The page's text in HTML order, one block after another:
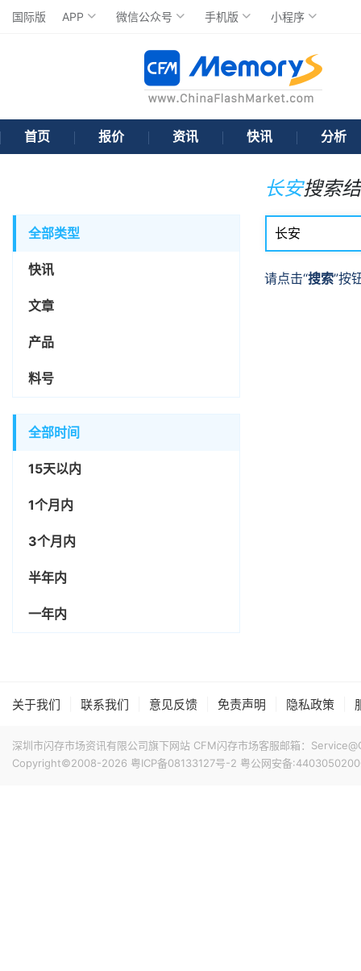
国际版 APP 微信公众号 手机版 小程序
首页 报价 资讯 快讯 分析
全部类型
快讯
文章
产品
料号
全部时间
15天以内
1个月内
3个月内
半年内
一年内
长安搜索
请点击“搜索”按
关于我们 联系我们 意见反馈 免责声明 隐私政策
深圳市闪存市场资讯有限公司旗下网站 CFM闪存市场客服邮箱：
Copyright©2008-2026 粤ICP备08133127号-2 粤公网安备